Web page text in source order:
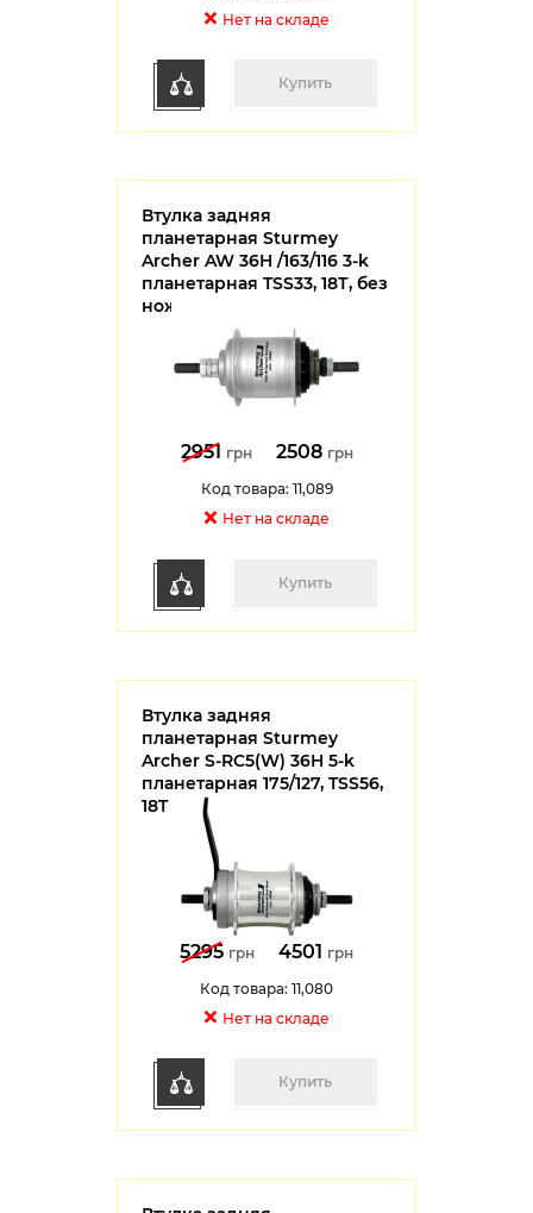
Нет на cкладе
Купить
Втулка задняя
планетарная Sturmey
Archer AW 36H /163/116 3-k
планетарная TSS33, 18Т, без
ножного тормоза
2951 грн 2508 грн
Код товара: 11,089
Нет на cкладе
Купить
Втулка задняя
планетарная Sturmey
Archer S-RC5(W) 36H 5-k
планетарная 175/127, TSS56,
18T
5295 грн 4501 грн
Код товара: 11,080
Нет на cкладе
Купить